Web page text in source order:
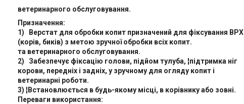
ветеринарного обслуговування.
Призначення:
1) Верстат для обробки копит призначений для фіксування ВРХ
(корів, биків) з метою зручної обробки всіх копит.
та ветеринарного обслуговування.
2) Забезпечує фіксацію голови, підйом тулуба, ¦підтримка ніг
корови, передніх і задніх, у зручному для огляду копит і
ветеринарні роботи.
3) ¦Встановлюється в будь-якому місці, в корівнику або зовні.
Переваги використання: